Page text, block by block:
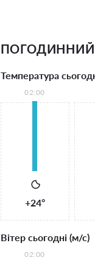
Температура
02:00
+24°
Вітер сьогодні (м/с)
02:00